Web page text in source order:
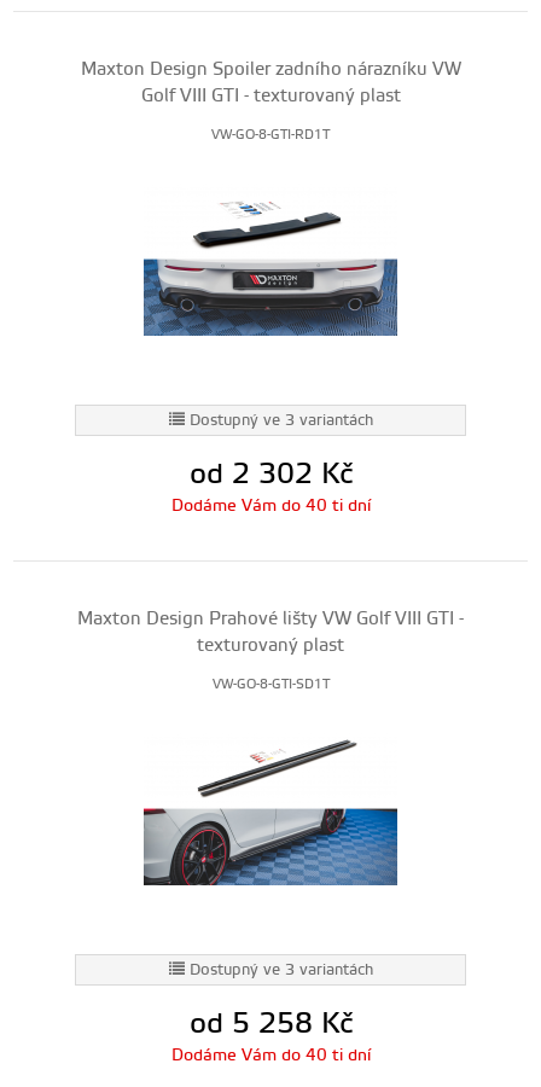
Maxton Design Spoiler zadního nárazníku VW
Golf VIII GTI - texturovaný plast
VW-GO-8-GTI-RD1T
Dostupný ve 3 variantách
od 2 302 Kč
Dodáme Vám do 40 ti dní
Maxton Design Prahové lišty VW Golf VIII GTI -
texturovaný plast
VW-GO-8-GTI-SD1T
Dostupný ve 3 variantách
od 5 258 Kč
Dodáme Vám do 40 ti dní